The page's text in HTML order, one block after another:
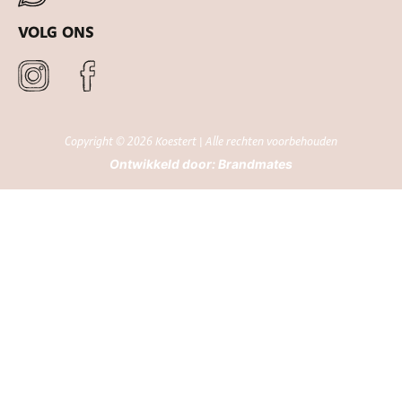
VOLG ONS
Copyright © 2026 Koestert | Alle rechten voorbehouden
Ontwikkeld door:Brandmates